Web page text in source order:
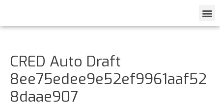
CRED Auto Draft
8ee75edee9e52ef9961aaf52
8daae907